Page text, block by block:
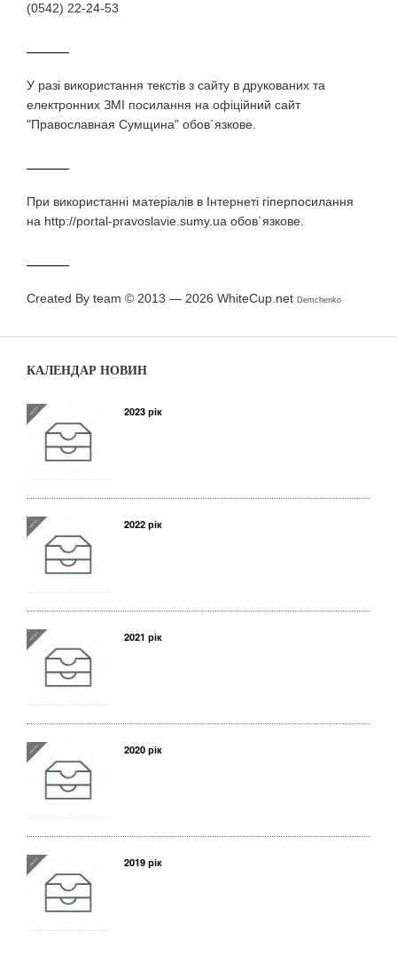
(0542) 22-24-53
У разi використання текстiв з сайту в друкованих та
електронних ЗМI посилання на офіційний сайт
"Православная Сумщина" обов`язкове.
При використаннi матерiалiв в Iнтернетi гiперпосилання
на http://portal-pravoslavie.sumy.ua обов`язкове.
Created By team © 2013 — 2026 WhiteCup.net Demchenko
КАЛЕНДАР НОВИН
2023 рік
2022 рік
2021 рік
2020 рік
2019 рік